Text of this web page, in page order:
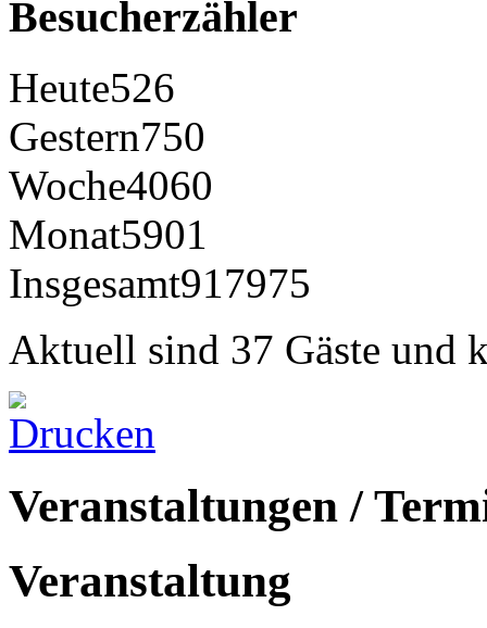
Besucherzähler
Heute526
Gestern750
Woche4060
Monat5901
Insgesamt917975
Aktuell sind 37 Gäste und
Veranstaltungen /
Veranstaltung